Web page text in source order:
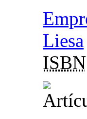
Liesa
ISBN